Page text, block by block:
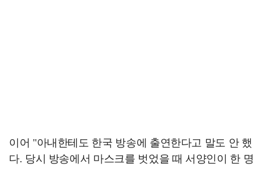
이어 "아내한테도 한국 방송에 출연한다고 말도 안 했
다. 당시 방송에서 마스크를 벗었을 때 서양인이 한 명